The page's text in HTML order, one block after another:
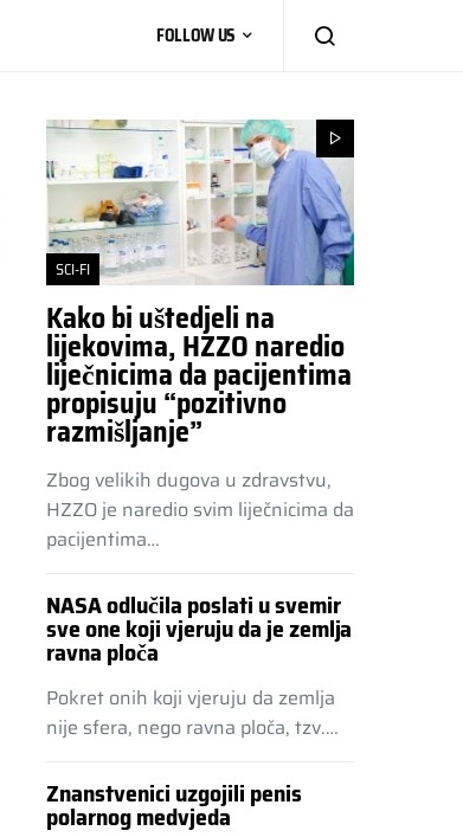
FOLLOW US
SCI-FI
Kako bi uštedjeli na
lijekovima, HZZO naredio
liječnicima da pacijentima
propisuju “pozitivno
razmišljanje”
Zbog velikih dugova u zdravstvu,
HZZO je naredio svim liječnicima da
pacijentima…
NASA odlučila poslati u svemir
sve one koji vjeruju da je zemlja
ravna ploča
Pokret onih koji vjeruju da zemlja
nije sfera, nego ravna ploča, tzv.…
Znanstvenici uzgojili penis
polarnog medvjeda